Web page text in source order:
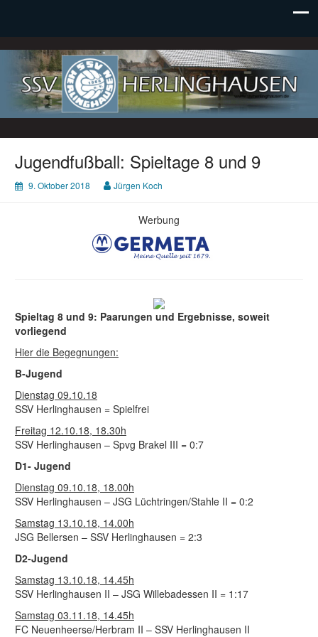
SSV Herlinghausen e. V.
Jugendfußball: Spieltage 8 und 9
9. Oktober 2018 Jürgen Koch
Werbung
Spieltag 8 und 9: Paarungen und Ergebnisse, soweit
vorliegend
Hier die Begegnungen:
B-Jugend
Dienstag 09.10.18
SSV Herlinghausen = Spielfrei
Freitag 12.10.18, 18.30h
SSV Herlinghausen – Spvg Brakel III = 0:7
D1- Jugend
Dienstag 09.10.18, 18.00h
SSV Herlinghausen – JSG Lüchtringen/Stahle II = 0:2
Samstag 13.10.18, 14.00h
JSG Bellersen – SSV Herlinghausen = 2:3
D2-Jugend
Samstag 13.10.18, 14.45h
SSV Herlinghausen II – JSG Willebadessen II = 1:17
Samstag 03.11.18, 14.45h
FC Neuenheerse/Herbram II – SSV Herlinghausen II